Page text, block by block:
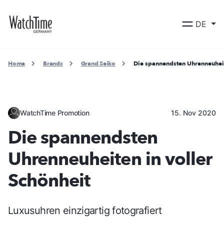
DE
Home Brands Grand Seiko Die spannendsten
WatchTime Promotion 15. Nov 2020
Die spannendsten
Uhrenneuheiten in voller
Schönheit
Luxusuhren einzigartig fotografiert